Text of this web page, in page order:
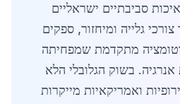
סביבתיים ישראליים
גלייה ומיחזור, ספקים
מתקדמת שמפחיתה
אנרגיה. בשוק הגלובלי הלא
ואמריקאיות מייקרות